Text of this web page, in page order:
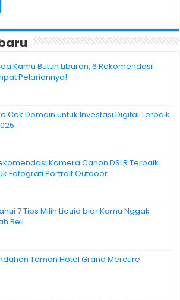
Kamu Butuh Liburan, 6 Rekomendasi
Pelariannya!
Cek Domain untuk Investasi Digital Terbaik
Kamera Canon DSLR Terbaik
Fotografi Portrait Outdoor
7 Tips Milih Liquid biar Kamu Nggak
Beli
Taman Hotel Grand Mercure